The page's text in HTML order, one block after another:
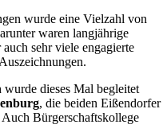
wurde eine Vielzahl von
waren langjährige
sehr viele engagierte
dieses Mal begleitet
, die beiden Eißendorfer
Bürgerschaftskollege